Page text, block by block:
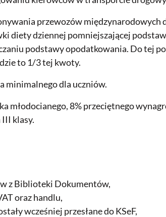
przewozów międzynarodowych
diety dziennej pomniejszającej
podstawy opodatkowania. Do tej
to 1/3 tej kwoty.
minimalnego dla uczniów.
8% przeciętnego
klasy.
z Biblioteki Dokumentów,
oraz handlu,
wcześniej przesłane do KSeF,